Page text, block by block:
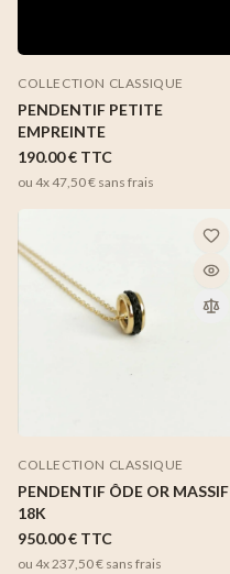
COLLECTION CLASSIQUE
PENDENTIF PETITE
EMPREINTE
190.00 € TTC
ou 4x47,50 € sans frais
COLLECTION CLASSIQUE
PENDENTIF ÔDE OR MASSIF
18K
950.00 € TTC
ou 4x237,50 € sans frais